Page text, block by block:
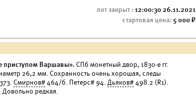
12:00:30 26.11.2021
5 000
приступом Варшавы». СПб монетный двор, 1830-е гг.
26,2 мм. Сохранность очень хорошая, следы
373. Смирнов#464/б. Петерс# 94. Дьяков#498.2 (R1).
Довольно редкая.